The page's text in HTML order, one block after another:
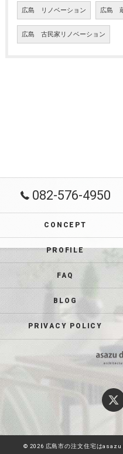
広島 リノベーション 広島
広島 古民家リノベーション
082-576-4950
CONCEPT
PROFILE
FAQ
BLOG
PRIVACY POLICY
© 2026 広島市の注文住宅は